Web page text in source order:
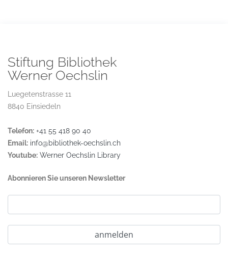
Stiftung Bibliothek
Werner Oechslin
Luegetenstrasse 11
8840 Einsiedeln
Telefon: +41 55 418 90 40
Email: info@bibliothek-oechslin.ch
Youtube: Werner Oechslin Library
Abonnieren Sie unseren Newsletter